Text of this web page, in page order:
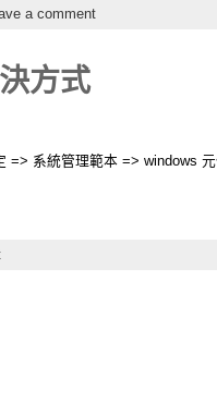
a comment
方式
系統管理範本 => windows